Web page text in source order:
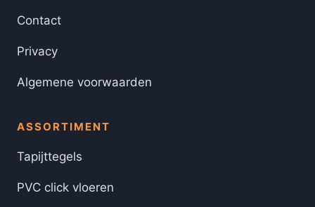
Contact
Privacy
Algemene voorwaarden
ASSORTIMENT
Tapijttegels
PVC click vloeren